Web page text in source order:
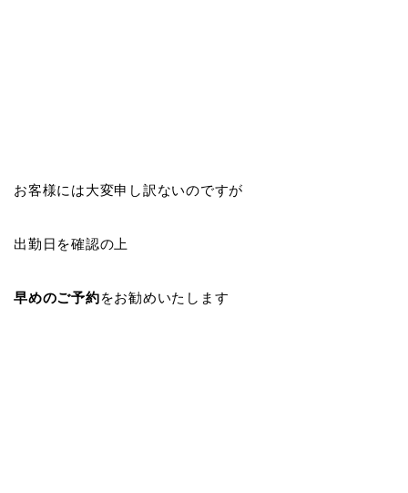
お客様には大変申し訳ないのですが
出勤日を確認の上
早めのご予約をお勧めいたします